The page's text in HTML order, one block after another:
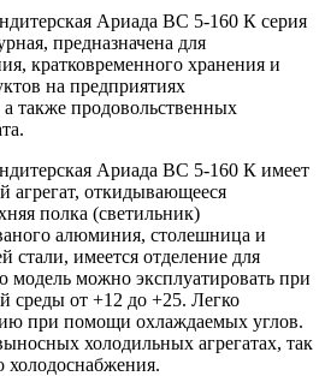
Ариада ВС 5-160 К серия
предназначена для
кратковременного хранения и
на предприятиях
также продовольственных
Ариада ВС 5-160 К имеет
агрегат, откидывающееся
полка (светильник)
алюминия, столешница и
имеется отделение для
модель можно эксплуатировать при
среды от +12 до +25. Легко
при помощи охлаждаемых углов.
холодильных агрегатах, так
холодоснабжения.